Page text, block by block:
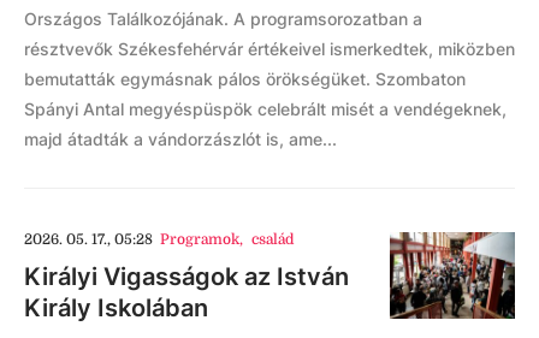
Országos Találkozójának. A programsorozatban a
résztvevők Székesfehérvár értékeivel ismerkedtek, miközben
bemutatták egymásnak pálos örökségüket. Szombaton
Spányi Antal megyéspüspök celebrált misét a vendégeknek,
majd átadták a vándorzászlót is, ame...
2026. 05. 17., 05:28 Programok, család
Királyi Vigasságok az István
Király Iskolában